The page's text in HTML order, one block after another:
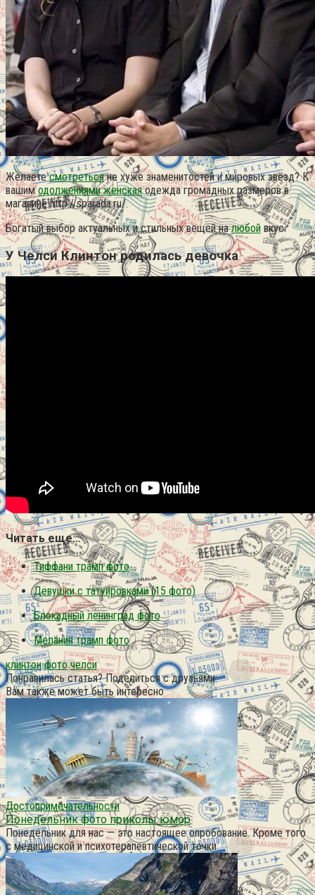
Желаетесмотретьсяне хуже знаменитостей и мировых звёзд? К
вашимодолжениями женскаяодежда громадных размеров в
магазине http://sparada.ru/.
Богатый выбор актуальных и стильных вещей налюбой вкус.
У Челси Клинтон родилась девочка
Читать еще…
Тиффани трамп фото
Девушки с татуировками (15 фото)
Блокадный ленинград фото
Мелания трамп фото
клинтон фото челси
Понравилась статья? Поделиться с друзьями:
Вам также может быть интересно
Достопримечательности
Понедельник фото приколы юмор
Понедельник для нас — это настоящее опробование. Кроме того
с медицинской и психотерапевтической точки